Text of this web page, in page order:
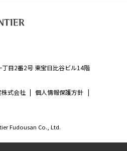
式会社 | 個人情報保護方針 |
目2番2号 東宝日比谷ビル14階
Fudousan Co., Ltd.